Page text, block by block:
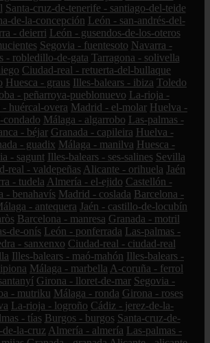
Santa-cruz-de-tenerife - santiago-del-teide
de-la-concepción León - san-andrés-del-
- deierri León - gusendos-de-los-oteros
Segovia - fuentesoto Navarra -
- robledillo-de-gata Tarragona - solivella
Ciudad-real - retuerta-del-bullaque
Huesca - graus Illes-balears - ibiza Toledo
- peñarroya-pueblonuevo La-rioja -
huércal-overa Madrid - el-molar Huelva -
Málaga - algarrobo Las-palmas -
- béjar Granada - capileira Huelva -
- guadix Málaga - manilva Huesca -
- sagunt Illes-balears - ses-salines Sevilla
real - valdepeñas Alicante - orihuela Jaén
- tudela Almería - el-ejido Castellón -
- benahavís Madrid - coslada Barcelona -
- antequera Jaén - castillo-de-locubín
Barcelona - manresa Granada - motril
de-onís León - ponferrada Las-palmas -
- sanxenxo Ciudad-real - ciudad-real
Illes-balears - maó-mahón Illes-balears -
Málaga - marbella A-coruña - ferrol
Girona - lloret-de-mar Segovia -
- mutriku Málaga - ronda Girona - roses
La-rioja - logroño Cádiz - jerez-de-la-
- tías Burgos - burgos Santa-cruz-de-
de-la-cruz Almería - almería Las-palmas -